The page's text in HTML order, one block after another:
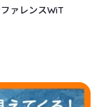
ァレンスWiT